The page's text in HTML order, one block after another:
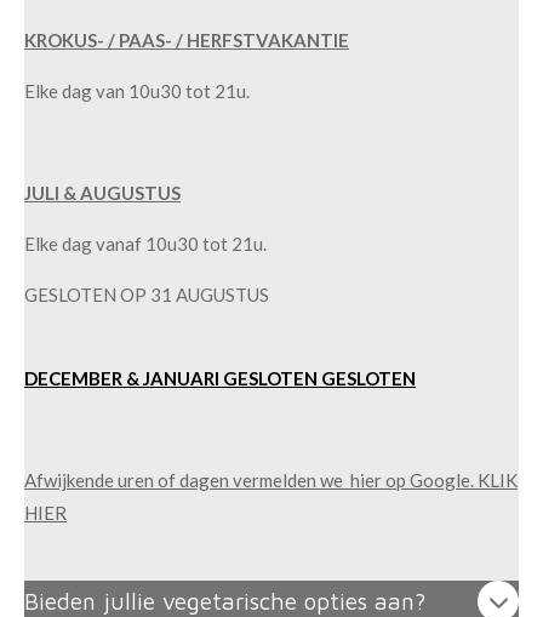
KROKUS- / PAAS- / HERFSTVAKANTIE
Elke dag van 10u30 tot 21u.
JULI & AUGUSTUS
Elke dag vanaf 10u30 tot 21u.
GESLOTEN OP 31 AUGUSTUS
DECEMBER & JANUARI GESLOTEN GESLOTEN
Afwijkende uren of dagen vermelden we hier op Google. KLIK
HIER
Bieden jullie vegetarische opties aan?